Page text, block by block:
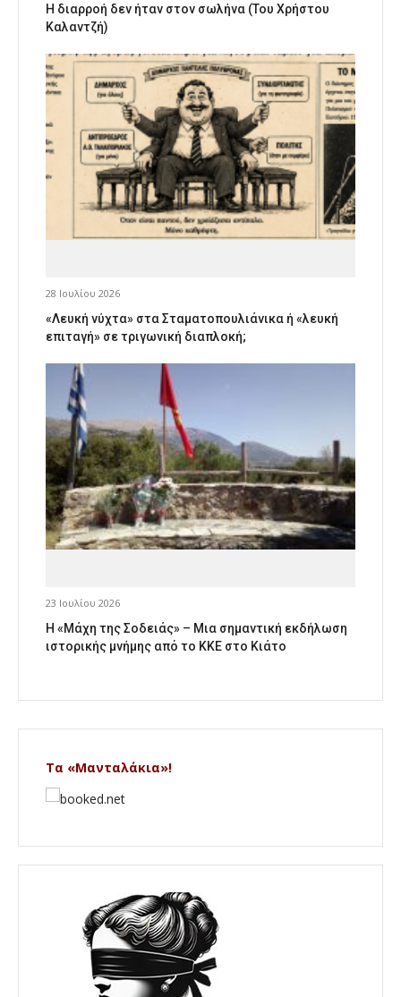
Η διαρροή δεν ήταν στον σωλήνα (Του Χρήστου
Καλαντζή)
28 Ιουλίου 2026
«Λευκή νύχτα» στα Σταματοπουλιάνικα ή «λευκή
επιταγή» σε τριγωνική διαπλοκή;
23 Ιουλίου 2026
Η «Μάχη της Σοδειάς» – Μια σημαντική εκδήλωση
ιστορικής μνήμης από το ΚΚΕ στο Κιάτο
Τα «Μανταλάκια»!